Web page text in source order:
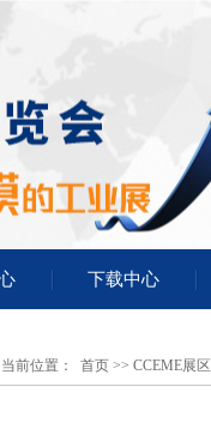
下载中心
当前位置： 首页 >> CCEME展区